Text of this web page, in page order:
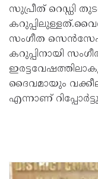
സുപ്രീത് റെഡ്ഡി
സംഗീത
കറുപ്പിനായി
ദൈവമായും
എന്നാണ്